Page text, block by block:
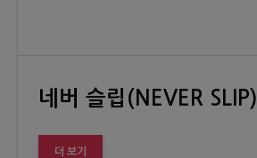
네버 슬립(NEVER SLIP)
더 보기